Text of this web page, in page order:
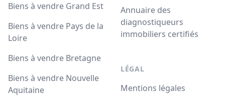
Biens à vendre Grand Est
Biens à vendre Pays de la
Loire
Biens à vendre Bretagne
Biens à vendre Nouvelle
Aquitaine
Annuaire des
diagnostiqueurs
immobiliers certifiés
LÉGAL
Mentions légales